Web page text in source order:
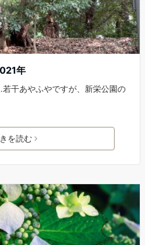
年
干あやふやですが、新栄公園の
を読む